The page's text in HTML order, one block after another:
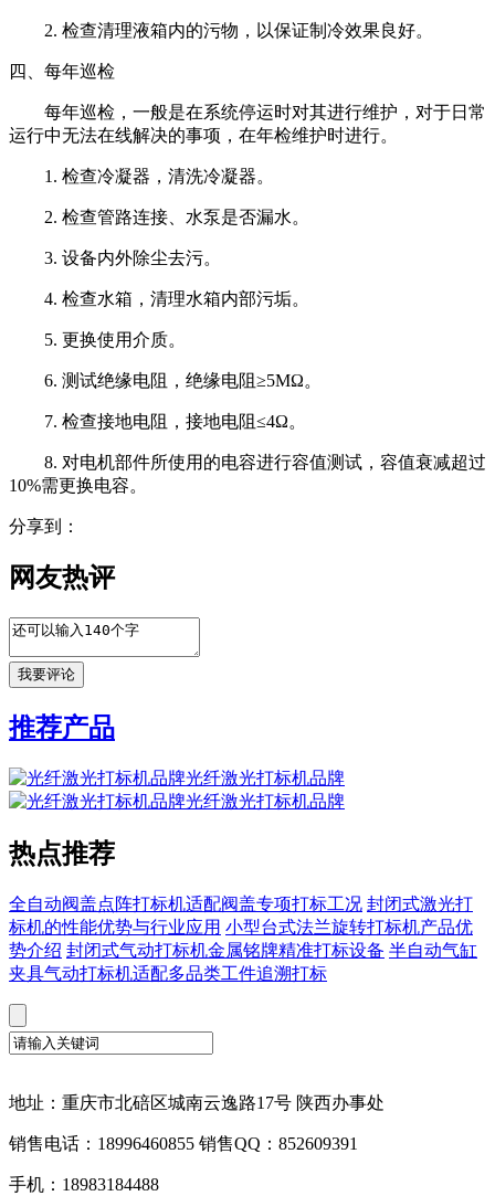
2. 检查清理液箱内的污物，以保证制冷效果良好。
四、每年巡检
每年巡检，一般是在系统停运时对其进行维护，对于日常
运行中无法在线解决的事项，在年检维护时进行。
1. 检查冷凝器，清洗冷凝器。
2. 检查管路连接、水泵是否漏水。
3. 设备内外除尘去污。
4. 检查水箱，清理水箱内部污垢。
5. 更换使用介质。
6. 测试绝缘电阻，绝缘电阻≥5MΩ。
7. 检查接地电阻，接地电阻≤4Ω。
8. 对电机部件所使用的电容进行容值测试，容值衰减超过
10%需更换电容。
分享到：
网友热评
推荐产品
光纤激光打标机品牌
光纤激光打标机品牌
热点推荐
全自动阀盖点阵打标机适配阀盖专项打标工况 封闭式激光打
标机的性能优势与行业应用 小型台式法兰旋转打标机产品优
势介绍 封闭式气动打标机金属铭牌精准打标设备 半自动气缸
夹具气动打标机适配多品类工件追溯打标
地址：重庆市北碚区城南云逸路17号 陕西办事处
销售电话：18996460855 销售QQ：852609391
手机：18983184488